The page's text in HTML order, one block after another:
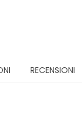
RECENSIONI